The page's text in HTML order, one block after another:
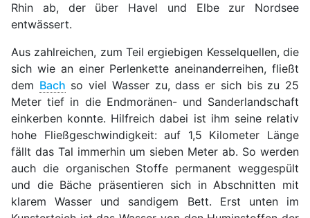
Rhin ab, der über Havel und Elbe zur Nordsee
entwässert.
Aus zahlreichen, zum Teil ergiebigen Kesselquellen, die
sich wie an einer Perlenkette aneinanderreihen, fließt
dem Bach so viel Wasser zu, dass er sich bis zu 25
Meter tief in die Endmoränen- und Sanderlandschaft
einkerben konnte. Hilfreich dabei ist ihm seine relativ
hohe Fließgeschwindigkeit: auf 1,5 Kilometer Länge
fällt das Tal immerhin um sieben Meter ab. So werden
auch die organischen Stoffe permanent weggespült
und die Bäche präsentieren sich in Abschnitten mit
klarem Wasser und sandigem Bett. Erst unten im